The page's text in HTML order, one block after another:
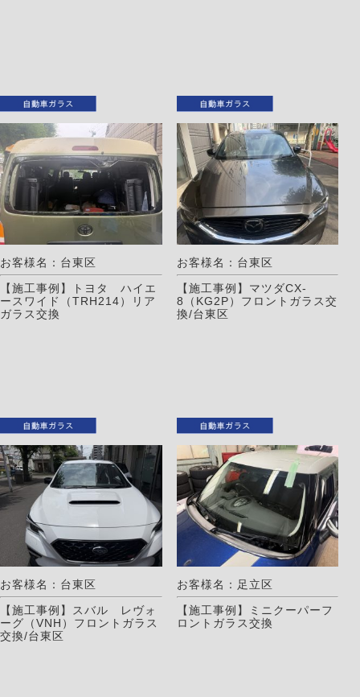
お客様名：台東区
【施工事例】トヨタ ハイエ
ースワイド（TRH214）リア
ガラス交換
お客様名：台東区
【施工事例】マツダCX-
8（KG2P）フロントガラス交
換/台東区
お客様名：台東区
【施工事例】スバル レヴォ
ーグ（VNH）フロントガラス
交換/台東区
お客様名：足立区
【施工事例】ミニクーパーフ
ロントガラス交換